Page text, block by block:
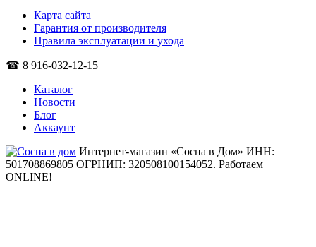
Карта сайта
Гарантия от производителя
Правила эксплуатации и ухода
☎ 8 916-032-12-15
Каталог
Новости
Блог
Аккаунт
Интернет-магазин «Сосна в Дом» ИНН:
501708869805 ОГРНИП: 320508100154052. Работаем
ONLINE!